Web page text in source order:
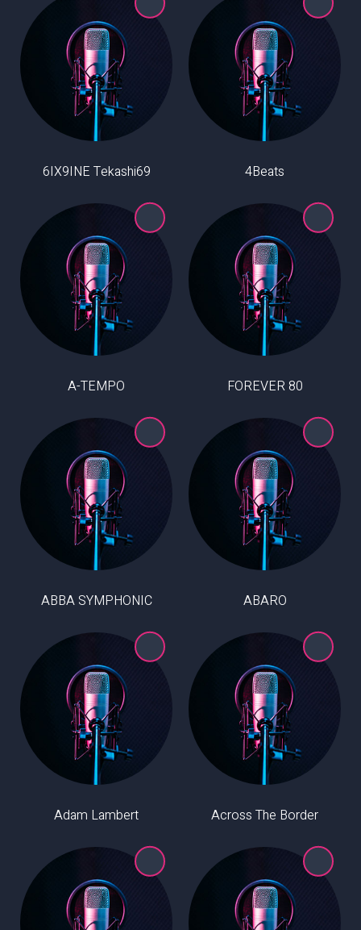
4Beats
6IX9INE Tekashi69
80 FOREVER
A-TEMPO
ABARO
ABBA SYMPHONIC
Across The Border
Adam Lambert